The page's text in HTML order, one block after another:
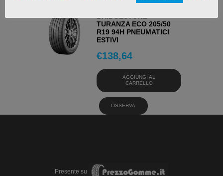
BRIDGESTONE
TURANZA ECO 205/50
R19 94H PNEUMATICI
ESTIVI
€138,64
AGGIUNGI AL
CARRELLO
OSSERVA
Presente su